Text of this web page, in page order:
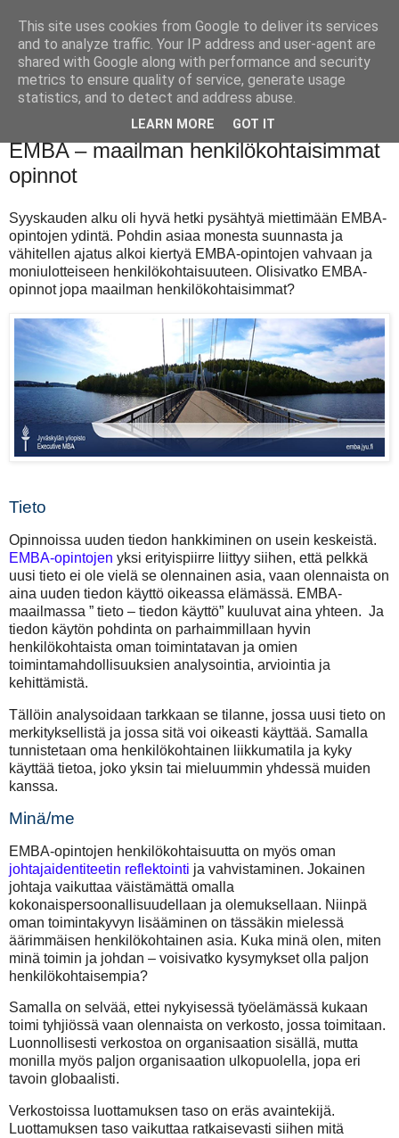
EMBA – maailman henkilökohtaisimmat
opinnot
Syyskauden alku oli hyvä hetki pysähtyä miettimään EMBA-
opintojen ydintä. Pohdin asiaa monesta suunnasta ja
vähitellen ajatus alkoi kiertyä EMBA-opintojen vahvaan ja
moniulotteiseen henkilökohtaisuuteen. Olisivatko EMBA-
opinnot jopa maailman henkilökohtaisimmat?
Tieto
Opinnoissa uuden tiedon hankkiminen on usein keskeistä.
EMBA-opintojen yksi erityispiirre liittyy siihen, että pelkkä
uusi tieto ei ole vielä se olennainen asia, vaan olennaista on
aina uuden tiedon käyttö oikeassa elämässä. EMBA-
maailmassa ” tieto – tiedon käyttö” kuuluvat aina yhteen. Ja
tiedon käytön pohdinta on parhaimmillaan hyvin
henkilökohtaista oman toimintatavan ja omien
toimintamahdollisuuksien analysointia, arviointia ja
kehittämistä.
Tällöin analysoidaan tarkkaan se tilanne, jossa uusi tieto on
merkityksellistä ja jossa sitä voi oikeasti käyttää. Samalla
tunnistetaan oma henkilökohtainen liikkumatila ja kyky
käyttää tietoa, joko yksin tai mieluummin yhdessä muiden
kanssa.
Minä/me
EMBA-opintojen henkilökohtaisuutta on myös oman
johtajaidentiteetin reflektointi ja vahvistaminen. Jokainen
johtaja vaikuttaa väistämättä omalla
kokonaispersoonallisuudellaan ja olemuksellaan. Niinpä
oman toimintakyvyn lisääminen on tässäkin mielessä
äärimmäisen henkilökohtainen asia. Kuka minä olen, miten
minä toimin ja johdan – voisivatko kysymykset olla paljon
henkilökohtaisempia?
Samalla on selvää, ettei nykyisessä työelämässä kukaan
toimi tyhjiössä vaan olennaista on verkosto, jossa toimitaan.
Luonnollisesti verkostoa on organisaation sisällä, mutta
monilla myös paljon organisaation ulkopuolella, jopa eri
tavoin globaalisti.
Verkostoissa luottamuksen taso on eräs avaintekijä.
Luottamuksen taso vaikuttaa ratkaisevasti siihen mitä
This site uses cookies from Google to deliver its services
and to analyze traffic. Your IP address and user-agent are
shared with Google along with performance and security
metrics to ensure quality of service, generate usage
statistics, and to detect and address abuse.
LEARN MORE GOT IT